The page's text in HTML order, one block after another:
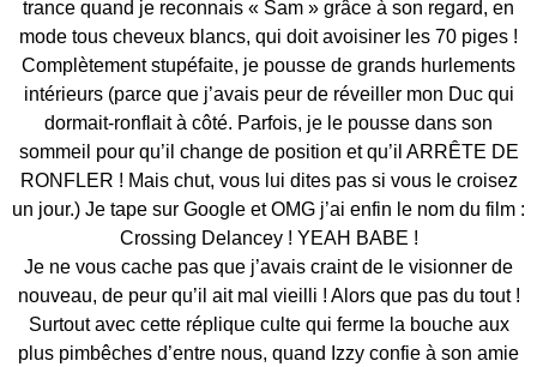
trance quand je reconnais « Sam » grâce à son regard, en
mode tous cheveux blancs, qui doit avoisiner les 70 piges !
Complètement stupéfaite, je pousse de grands hurlements
intérieurs (parce que j’avais peur de réveiller mon Duc qui
dormait-ronflait à côté. Parfois, je le pousse dans son
sommeil pour qu’il change de position et qu’il ARRÊTE DE
RONFLER ! Mais chut, vous lui dites pas si vous le croisez
un jour.) Je tape sur Google et OMG j’ai enfin le nom du film :
Crossing Delancey ! YEAH BABE !
Je ne vous cache pas que j’avais craint de le visionner de
nouveau, de peur qu’il ait mal vieilli ! Alors que pas du tout !
Surtout avec cette réplique culte qui ferme la bouche aux
plus pimbêches d’entre nous, quand Izzy confie à son amie